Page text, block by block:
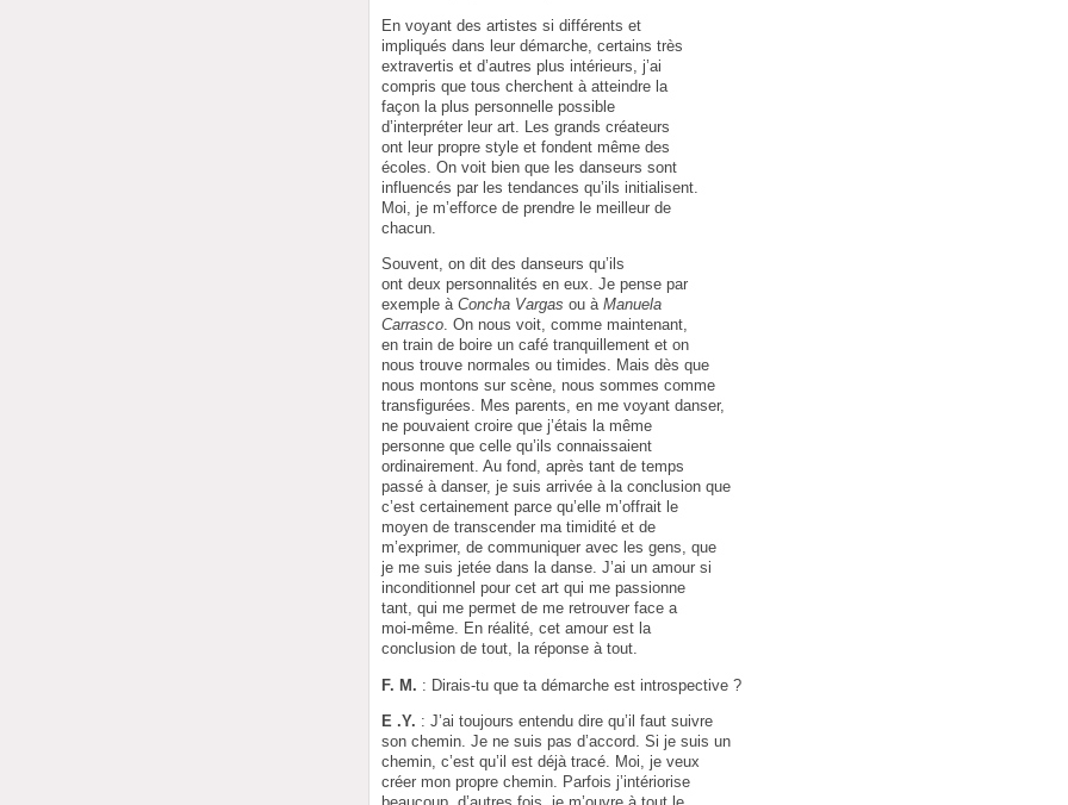
En voyant des artistes si différents et
impliqués dans leur démarche, certains très
extravertis et d’autres plus intérieurs, j’ai
compris que tous cherchent à atteindre la
façon la plus personnelle possible
d’interpréter leur art. Les grands créateurs
ont leur propre style et fondent même des
écoles. On voit bien que les danseurs sont
influencés par les tendances qu’ils initialisent.
Moi, je m’efforce de prendre le meilleur de
chacun.
Souvent, on dit des danseurs qu’ils
ont deux personnalités en eux. Je pense par
exemple àConcha Vargas ou àManuela
Carrasco. On nous voit, comme maintenant,
en train de boire un café tranquillement et on
nous trouve normales ou timides. Mais dès que
nous montons sur scène, nous sommes comme
transfigurées. Mes parents, en me voyant danser,
ne pouvaient croire que j’étais la même
personne que celle qu’ils connaissaient
ordinairement. Au fond, après tant de temps
passé à danser, je suis arrivée à la conclusion que
c’est certainement parce qu’elle m’offrait le
moyen de transcender ma timidité et de
m’exprimer, de communiquer avec les gens, que
je me suis jetée dans la danse. J’ai un amour si
inconditionnel pour cet art qui me passionne
tant, qui me permet de me retrouver face a
moi-même. En réalité, cet amour est la
conclusion de tout, la réponse à tout.
F. M. : Dirais-tu que ta démarche est introspective ?
E .Y. : J’ai toujours entendu dire qu’il faut suivre
son chemin. Je ne suis pas d’accord. Si je suis un
chemin, c’est qu’il est déjà tracé. Moi, je veux
créer mon propre chemin. Parfois j’intériorise